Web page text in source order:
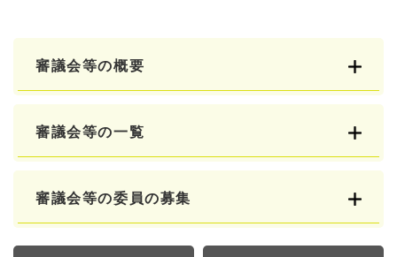
審議会等の概要
審議会等の一覧
審議会等の委員の募集